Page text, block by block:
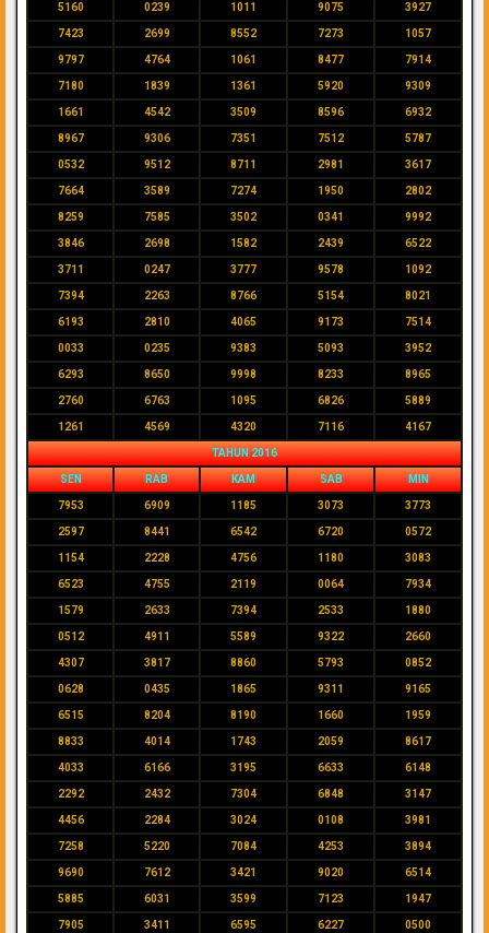
5160 0239 1011 9075 3927
7423 2699 8552 7273 1057
9797 4764 1061 8477 7914
7180 1839 1361 5920 9309
1661 4542 3509 8596 6932
8967 9306 7351 7512 5787
0532 9512 8711 2981 3617
7664 3589 7274 1950 2802
8259 7585 3502 0341 9992
3846 2698 1582 2439 6522
3711 0247 3777 9578 1092
7394 2263 8766 5154 8021
6193 2810 4065 9173 7514
0033 0235 9383 5093 3952
6293 8650 9998 8233 8965
2760 6763 1095 6826 5889
1261 4569 4320 7116 4167
TAHUN 2016
SEN RAB KAM SAB MIN
7953 6909 1185 3073 3773
2597 8441 6542 6720 0572
1154 2228 4756 1180 3083
6523 4755 2119 0064 7934
1579 2633 7394 2533 1880
0512 4911 5589 9322 2660
4307 3817 8860 5793 0852
0628 0435 1865 9311 9165
6515 8204 8190 1660 1959
8833 4014 1743 2059 8617
4033 6166 3195 6633 6148
2292 2432 7304 6848 3147
4456 2284 3024 0108 3981
7258 5220 7084 4253 3894
9690 7612 3421 9020 6514
5885 6031 3599 7123 1947
7905 3411 6595 6227 0500